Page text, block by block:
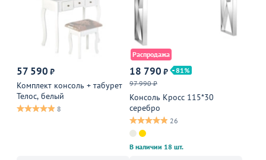
57 590 ₽
Комплект консоль + табурет
Телос, белый
8
Распродажа
18 790 ₽
81
97 990 ₽
Консоль Кросс 115*30
серебро
26
В наличии 18 шт.